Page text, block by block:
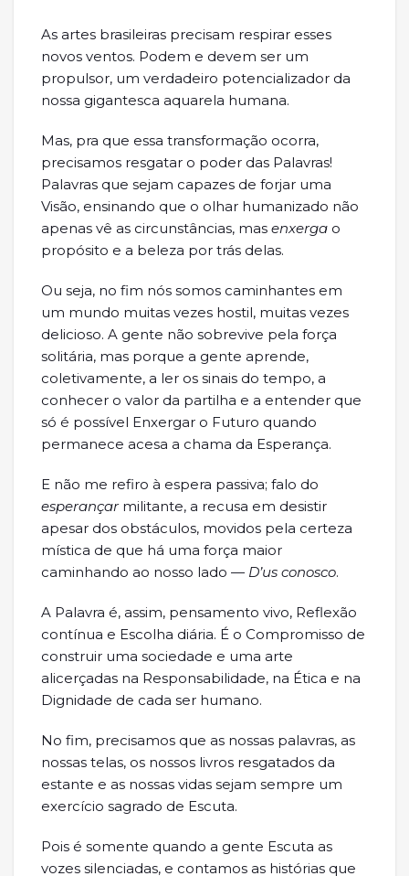
As artes brasileiras precisam respirar esses
novos ventos. Podem e devem ser um
propulsor, um verdadeiro potencializador da
nossa gigantesca aquarela humana.
Mas, pra que essa transformação ocorra,
precisamos resgatar o poder das Palavras!
Palavras que sejam capazes de forjar uma
Visão, ensinando que o olhar humanizado não
apenas vê as circunstâncias, mas enxerga o
propósito e a beleza por trás delas.
Ou seja, no fim nós somos caminhantes em
um mundo muitas vezes hostil, muitas vezes
delicioso. A gente não sobrevive pela força
solitária, mas porque a gente aprende,
coletivamente, a ler os sinais do tempo, a
conhecer o valor da partilha e a entender que
só é possível Enxergar o Futuro quando
permanece acesa a chama da Esperança.
E não me refiro à espera passiva; falo do
esperançarmilitante, a recusa em desistir
apesar dos obstáculos, movidos pela certeza
mística de que há uma força maior
caminhando ao nosso lado — D’us conosco.
A Palavra é, assim, pensamento vivo, Reflexão
contínua e Escolha diária. É o Compromisso de
construir uma sociedade e uma arte
alicerçadas na Responsabilidade, na Ética e na
Dignidade de cada ser humano.
No fim, precisamos que as nossas palavras, as
nossas telas, os nossos livros resgatados da
estante e as nossas vidas sejam sempre um
exercício sagrado de Escuta.
Pois é somente quando a gente Escuta as
vozes silenciadas, e contamos as histórias que